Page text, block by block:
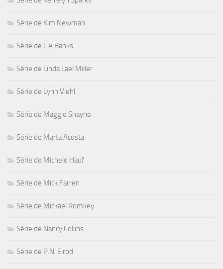
Série de Kim Newman
Série de L.A Banks
Série de Linda Lael Miller
Série de Lynn Viehl
Série de Maggie Shayne
Série de Marta Acosta
Série de Michele Hauf
Série de Mick Farren
Série de Mickael Romkey
Série de Nancy Collins
Série de P.N. Elrod